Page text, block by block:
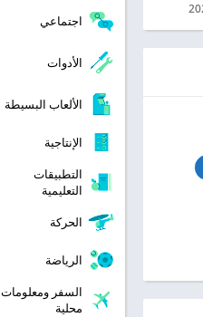
اجتماعي
الأدوات
الألعاب البسيطة
الإنتاجية
التطبيقات
التعليمية
الحركة
الرياضة
السفر ومعلومات
محلية